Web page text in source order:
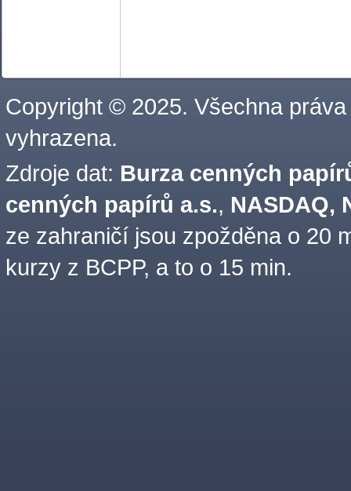
Copyright © 2025. Všechna práva
vyhrazena.
Zdroje dat: Burza cenných
cenných papírů a.s., NASDAQ,
ze zahraničí jsou zpožděna o 20
kurzy z BCPP, a to o 15 min.